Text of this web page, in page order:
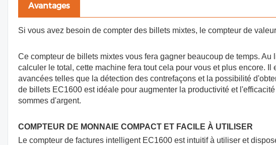
Avantages
Si vous avez besoin de compter des billets mixtes, le compteur de
Ce compteur de billets mixtes vous fera gagner beaucoup de temps.
calculer le total, cette machine fera tout cela pour vous et plus encore.
avancées telles que la détection des contrefaçons et la possibilité
de billets EC1600 est idéale pour augmenter la productivité et
sommes d'argent.
COMPTEUR DE MONNAIE COMPACT ET FACILE À UTILISER
Le compteur de factures intelligent EC1600 est intuitif à utiliser et